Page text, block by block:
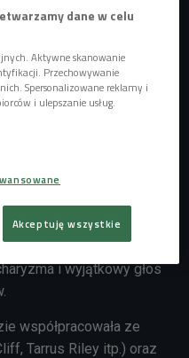
z niewielu kobiet, którym
przez mężczyzn
i wyjątkowy głos
współpracowała ze
Tarrus Riley itp.) oraz
dane w celu
Aktywne skanowanie
Przechowywanie
Spersonalizowane reklamy i
i ulepszanie usług.
Akceptuję wszystkie